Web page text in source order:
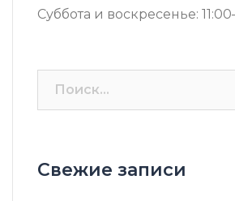
Суббота и воскресенье:
Свежие записи